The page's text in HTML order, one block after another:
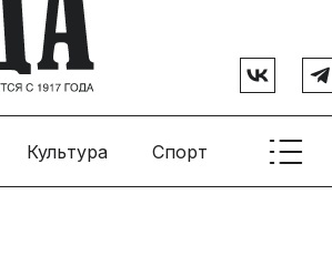
Культура Спорт